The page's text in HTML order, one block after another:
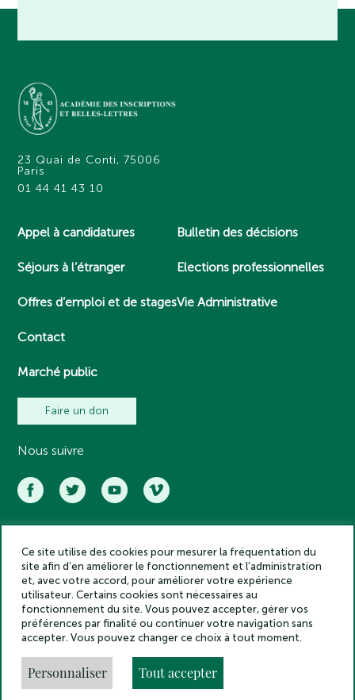
23 Quai de Conti, 75006
Paris
01 44 41 43 10
Appel à candidatures
Séjours à l’étranger
Offres d’emploi et de stages
Contact
Marché public
Bulletin des décisions
Elections professionnelles
Vie Administrative
Faire un don
Nous suivre
Académie des inscriptions et belles lettres – Tous droits réservés
2025
Politique de confidentialité
Mentions légales
Crédits
Gestion des cookies
Made by
Ce site utilise des cookies pour mesurer la fréquentation du
site afin d’en améliorer le fonctionnement et l’administration
et, avec votre accord, pour améliorer votre expérience
utilisateur. Certains cookies sont nécessaires au
fonctionnement du site. Vous pouvez accepter, gérer vos
préférences par finalité ou continuer votre navigation sans
accepter. Vous pouvez changer ce choix à tout moment.
Personnaliser Tout accepter